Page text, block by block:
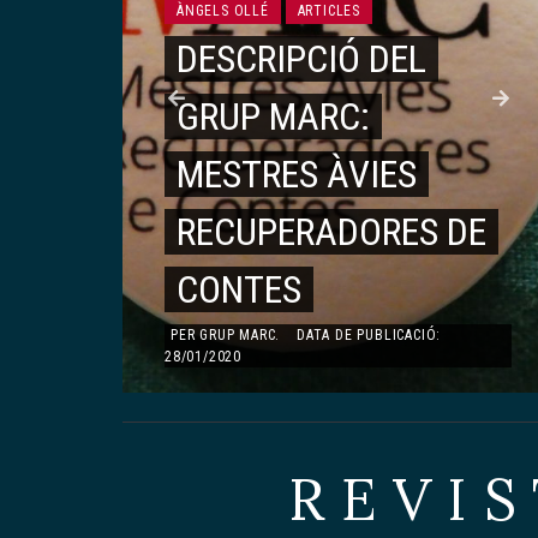
ÀNGELS OLLÉ
ARTICLES
DESCRIPCIÓ DEL
GRUP MARC:
MESTRES ÀVIES
RECUPERADORES DE
CONTES
PERGRUP MARC.
DATA DE PUBLICACIÓ:
28/01/2020
ARTICLES
MONOGRÀFIC DEDICAT A TERESA PÀMIES
TERESA PÀMIES
FEMINISME I
LITERATURA
PERAGNÈS TODA I BONET
DATA DE
PUBLICACIÓ: 23/08/2019